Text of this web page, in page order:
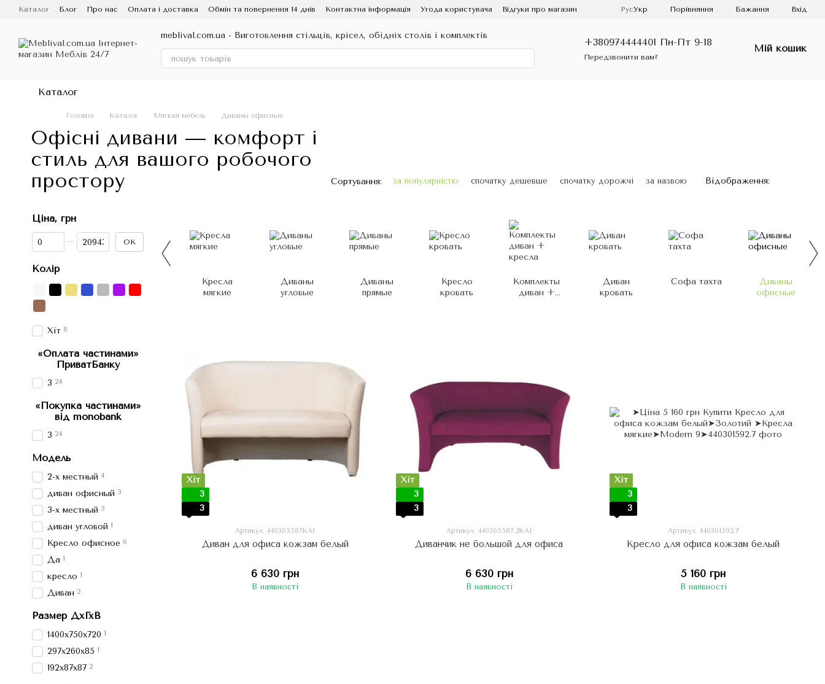
Перейти до основного контенту
Каталог Блог Про нас Оплата і доставка Обмін та повернення 14 днів Контактна інформація Угода користувача
Відгуки про магазин
РусУкр Порівняння Бажання Вхід
meblival.com.ua - Виготовлення стільців, крісел, обідніх столів і комплектів
+380974444401 Пн-Пт 9-18
Передзвонити вам?
Мій кошик
Каталог
Головна Каталог Мягкая мебель Диваны офисные
Офісні дивани — комфорт і
стиль для вашого робочого
простору
Сортування: за популярністю спочатку дешевше спочатку дорожчі за назвою Відображення:
Кресла
мягкие
Диваны
угловые
Диваны
прямые
Кресло
кровать
Комплекты
диван +
Диван
кровать
Софа тахта
Диваны
офисные
Хіт
3
3
Артикул: 440305587KAI
Диван для офиса кожзам белый
6 630 грн
В наявності
Хіт
3
3
Артикул: 440305587.2KAI
Диванчик не большой для офиса
6 630 грн
В наявності
Хіт
3
3
Артикул: 440301592.7
Кресло для офиса кожзам белый
5 160 грн
В наявності
Ціна, грн
Від Ціна, грн
До Ціна, грн ОК
Колір
Хіт 8
«Оплата частинами»
ПриватБанку
3 24
«Покупка частинами»
від monobank
3 24
Модель
2-х местный 4
диван офисный 3
3-х местный 3
диван угловой 1
Кресло офисное 6
Да 1
кресло 1
Диван 2
Размер ДхГхВ
1400х750х720 1
297х260х85 1
192х87х87 2